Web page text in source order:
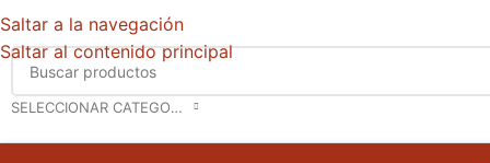
Saltar a la navegación
Saltar al contenido principal
SELECCIONAR CATEGORÍA